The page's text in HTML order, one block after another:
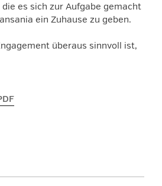
es sich zur Aufgabe gemacht
ein Zuhause zu geben.
überaus sinnvoll ist,